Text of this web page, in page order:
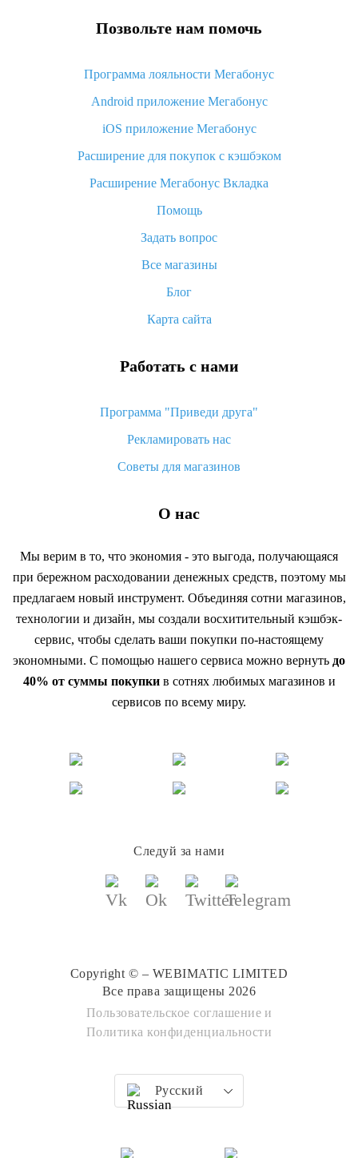
Что делать, если Алиэкспресс просит ввести паспортные
Как узнать, куда пришла посылка с Алиэкспресс
Вы отменили заказ на Алиэкспресс, когда вернут деньги?
Что такое баллы на Алиэкспресс, как их получить и
«AliExpress Standard Shipping»: что это за метод доставки и
как его отслеживать
Как покупать оптом на Алиэкспресс
Что делать, если не пришел товар с Алиэкспресс
возврата денег
Позвольте нам помочь
Программа лояльности Мегабонус
Android приложение Мегабонус
iOS приложение Мегабонус
Расширение для покупок с кэшбэком
Расширение Мегабонус Вкладка
Помощь
Задать вопрос
Все магазины
Блог
Карта сайта
Работать с нами
Программа "Приведи друга"
Рекламировать нас
Советы для магазинов
О нас
Мы верим в то, что экономия - это выгода, получающаяся
при бережном расходовании денежных средств, поэтому мы
предлагаем новый инструмент. Объединяя сотни магазинов,
технологии и дизайн, мы создали восхитительный кэшбэк-
сервис, чтобы сделать ваши покупки по-настоящему
экономными. С помощью нашего сервиса можно вернуть до
40% от суммы покупкив сотнях любимых магазинов и
сервисов по всему миру.
Следуй за нами
Copyright © – WEBIMATIC LIMITED
Все права защищены 2026
Пользовательское соглашение и
Политика конфиденциальности
Русский